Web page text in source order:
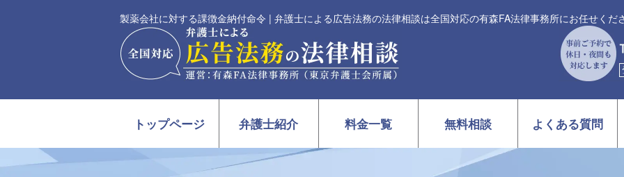
製薬会社に対する課徴金納付命令 | 弁護士による広告法務の法律相談は全国対応の有森FA法律事務所にお任せくだ
トップページ 弁護士紹介 料金一覧 無料相談 よくある質問